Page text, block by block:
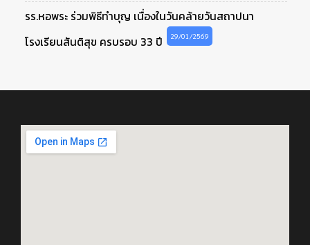
รร.หอพระ ร่วมพิธีทำบุญ เนื่องในวันคล้ายวันสถาปนา
โรงเรียนสันติสุข ครบรอบ 33 ปี
29/01/2569